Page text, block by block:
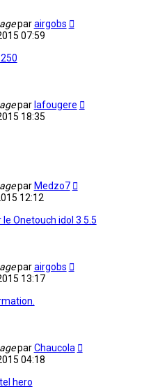
parairgobs
07:59
par lafougere
18:35
par Medzo7
12:12
Onetouch idol 3 5.5
parairgobs
13:17
parChaucola
04:18
hero